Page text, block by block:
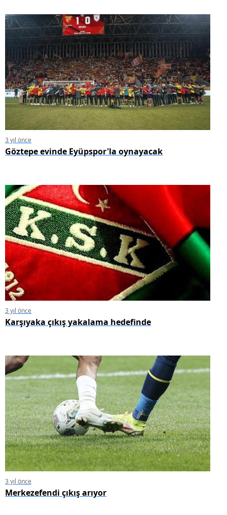
3 yıl önce
Göztepe evinde Eyüpspor'la oynayacak
3 yıl önce
Karşıyaka çıkış yakalama hedefinde
3 yıl önce
Merkezefendi çıkış arıyor